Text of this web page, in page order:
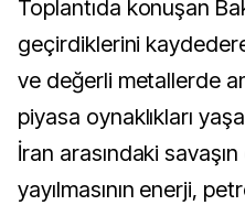
Toplantıda konuşan
geçirdiklerini
ve değerli metallerde
piyasa oynaklıkları
İran arasındaki
yayılmasının enerji,